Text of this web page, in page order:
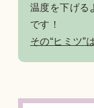
温度を下げる
です！
その“ヒミツ